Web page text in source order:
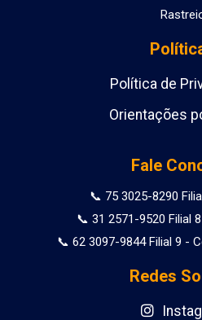
Política de
Orientações
Fale
📞 75 3025-8290
📞 31 2571-9520 Filial
📞 62 3097-9844 Filial 9 -
Redes